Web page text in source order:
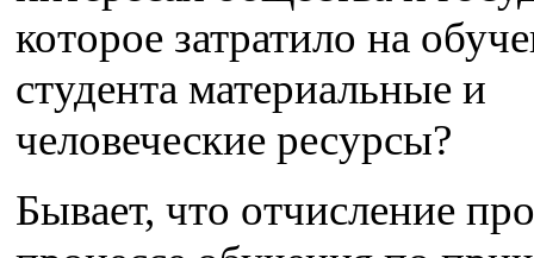
которое затратило на
студента материальные и
человеческие ресурсы?
Бывает, что отчисление